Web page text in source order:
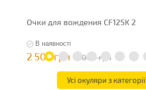
Очки для вождения CF125K 2
В наявності
2 500 грн 5 000 грн
Усі окуляри з категорії